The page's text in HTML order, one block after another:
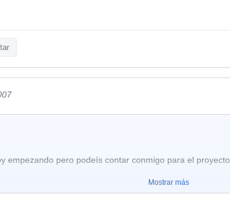
empezando pero podeís contar conmigo para el proyecto.
Mostrar más